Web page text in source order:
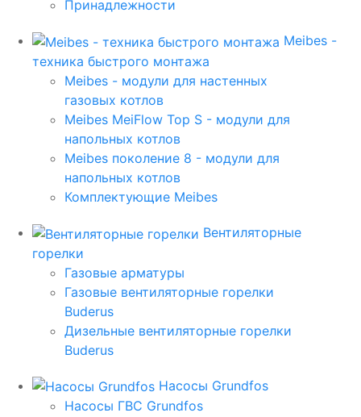
Принадлежности
Meibes -
техника быстрого монтажа
Meibes - модули для настенных
газовых котлов
Meibes MeiFlow Top S - модули для
напольных котлов
Meibes поколение 8 - модули для
напольных котлов
Комплектующие Meibes
Вентиляторные
горелки
Газовые арматуры
Газовые вентиляторные горелки
Buderus
Дизельные вентиляторные горелки
Buderus
Насосы Grundfos
Насосы ГВС Grundfos